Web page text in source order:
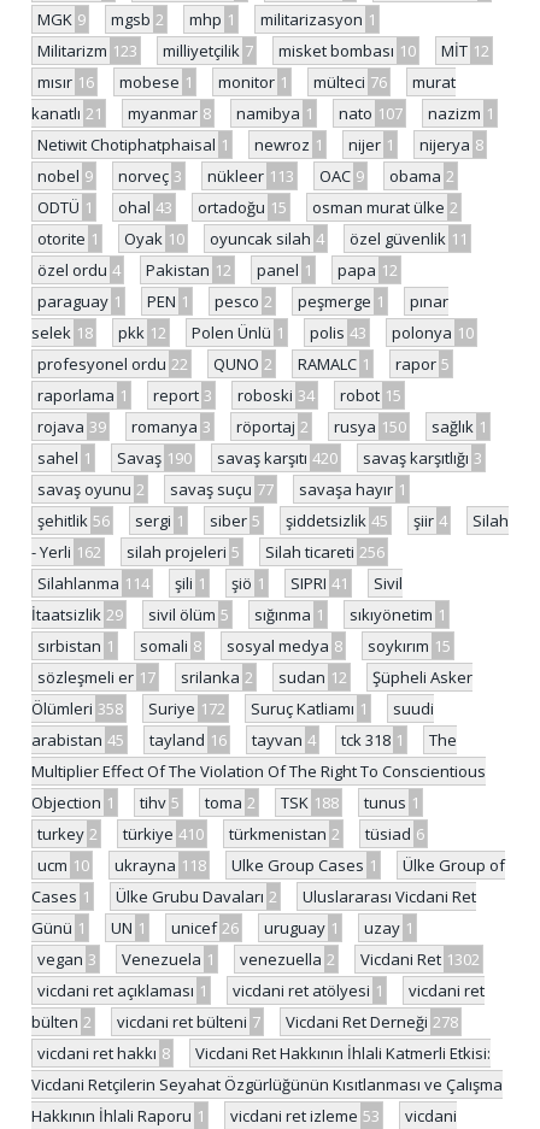
MGK 9 mgsb 2 mhp 1 militarizasyon 1
Militarizm 123 milliyetçilik 7 misket bombası 10 MİT 12
mısır 16 mobese 1 monitor 1 mülteci 76
murat
kanatlı 21 myanmar 8 namibya 1 nato 107 nazizm 1
Netiwit Chotiphatphaisal 1 newroz 1 nijer 1 nijerya 8
nobel 9 norveç 3 nükleer 113 OAC 9 obama 2
ODTÜ 1 ohal 43 ortadoğu 15 osman murat ülke 2
otorite 1 Oyak 10 oyuncak silah 4 özel güvenlik 11
özel ordu 4 Pakistan 12 panel 1 papa 12
paraguay 1 PEN 1 pesco 2 peşmerge 1
pınar
selek 18 pkk 12 Polen Ünlü 1 polis 43 polonya 10
profesyonel ordu 22 QUNO 2 RAMALC 1 rapor 5
raporlama 1 report 3 roboski 34 robot 15
rojava 39 romanya 3 röportaj 2 rusya 150 sağlık 1
sahel 1 Savaş 190 savaş karşıtı 420 savaş karşıtlığı 3
savaş oyunu 2 savaş suçu 77 savaşa hayır 1
şehitlik 56 sergi 1 siber 5 şiddetsizlik 45 şiir 4
Silah
- Yerli 162 silah projeleri 5 Silah ticareti 256
Silahlanma 114 şili 1 şiö 1 SIPRI 41
Sivil
İtaatsizlik 29 sivil ölüm 5 sığınma 1 sıkıyönetim 1
sırbistan 1 somali 8 sosyal medya 8 soykırım 15
sözleşmeli er 17 srilanka 2 sudan 12
Şüpheli Asker
Ölümleri 358 Suriye 172 Suruç Katliamı 1
suudi
arabistan 45 tayland 16 tayvan 4 tck 318 1
The
Multiplier Effect Of The Violation Of The Right To Conscientious
Objection 1 tihv 5 toma 2 TSK 188 tunus 1
turkey 2 türkiye 410 türkmenistan 2 tüsiad 6
ucm 10 ukrayna 118 Ulke Group Cases 1
Ülke Group of
Cases 1 Ülke Grubu Davaları 2
Uluslararası Vicdani Ret
Günü 1 UN 1 unicef 26 uruguay 1 uzay 1
vegan 3 Venezuela 1 venezuella 2 Vicdani Ret 1302
vicdani ret açıklaması 1 vicdani ret atölyesi 1
vicdani ret
bülten 2 vicdani ret bülteni 7 Vicdani Ret Derneği 278
vicdani ret hakkı 8
Vicdani Ret Hakkının İhlali Katmerli Etkisi:
Vicdani Retçilerin Seyahat Özgürlüğünün Kısıtlanması ve Çalışma
Hakkının İhlali Raporu 1 vicdani ret izleme 53
vicdani